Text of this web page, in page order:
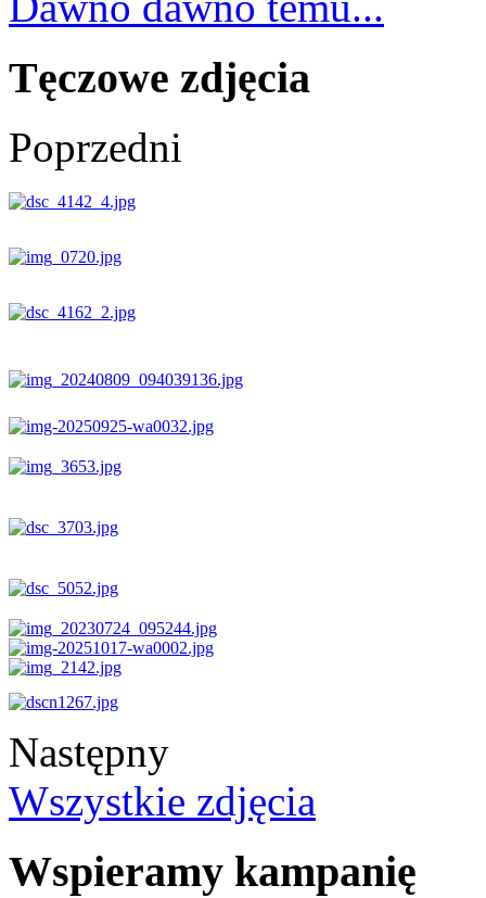
Tęczowe zdjęcia
Poprzedni
Następny
Wszystkie zdjęcia
Wspieramy kampanię